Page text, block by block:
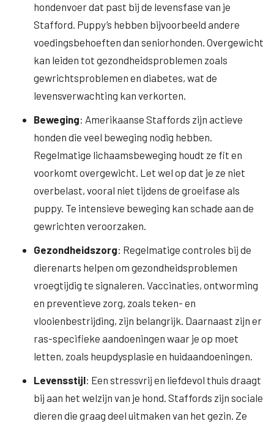
hondenvoer dat past bij de levensfase van je
Stafford. Puppy’s hebben bijvoorbeeld andere
voedingsbehoeften dan seniorhonden. Overgewicht
kan leiden tot gezondheidsproblemen zoals
gewrichtsproblemen en diabetes, wat de
levensverwachting kan verkorten.
Beweging: Amerikaanse Staffords zijn actieve
honden die veel beweging nodig hebben.
Regelmatige lichaamsbeweging houdt ze fit en
voorkomt overgewicht. Let wel op dat je ze niet
overbelast, vooral niet tijdens de groeifase als
puppy. Te intensieve beweging kan schade aan de
gewrichten veroorzaken.
Gezondheidszorg: Regelmatige controles bij de
dierenarts helpen om gezondheidsproblemen
vroegtijdig te signaleren. Vaccinaties, ontworming
en preventieve zorg, zoals teken- en
vlooienbestrijding, zijn belangrijk. Daarnaast zijn er
ras-specifieke aandoeningen waar je op moet
letten, zoals heupdysplasie en huidaandoeningen.
Levensstijl: Een stressvrij en liefdevol thuis draagt
bij aan het welzijn van je hond. Staffords zijn sociale
dieren die graag deel uitmaken van het gezin. Ze